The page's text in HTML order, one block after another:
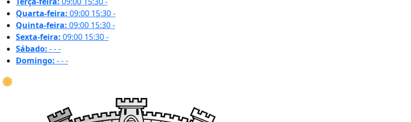
Quarta-feira: 09:00 15:30-
Quinta-feira: 09:00 15:30-
Sexta-feira: 09:00 15:30-
Sábado: ---
Domingo: ---